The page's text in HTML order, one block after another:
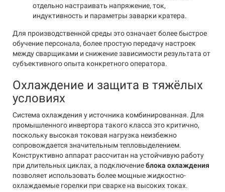
отдельно настраивать напряжение, ток,
индуктивность и параметры заварки кратера.
Для производственной среды это означает более быстрое
обучение персонала, более простую передачу настроек
между сварщиками и снижение зависимости результата от
субъективного опыта конкретного оператора.
Охлаждение и защита в тяжёлых
условиях
Система охлаждения у источника комбинированная. Для
промышленного инвертора такого класса это критично,
поскольку высокая токовая нагрузка неизбежно
сопровождается значительным тепловыделением.
Конструктивно аппарат рассчитан на устойчивую работу
при длительных циклах, а подключениеблока охлаждения
позволяет использовать более мощные жидкостно-
охлаждаемые горелки при сварке на высоких токах.